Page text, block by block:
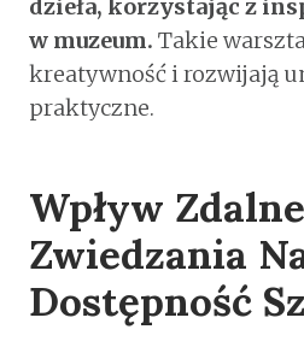
dzieła, korzystając z
w muzeum. Takie
kreatywność i rozwijają
praktyczne.
Wpływ
Zwiedzania
Dostępność